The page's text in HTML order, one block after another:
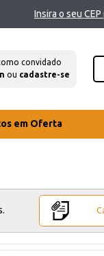
Insira o seu
convidado
ou cadastre-se
em Oferta